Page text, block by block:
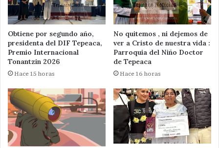
Obtiene por segundo año,
presidenta del DIF Tepeaca,
Premio Internacional
Tonantzin 2026
Hace 15 horas
No quitemos , ni dejemos de
ver a Cristo de nuestra vida :
Parroquia del Niño Doctor
de Tepeaca
Hace 16 horas